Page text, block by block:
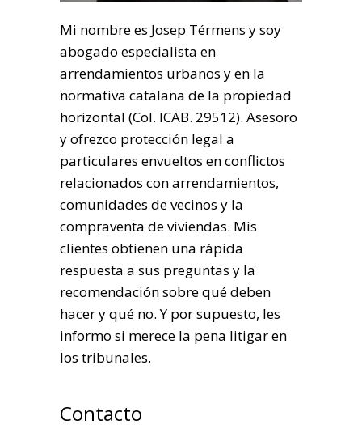
Mi nombre es Josep Térmens y soy
abogado especialista en
arrendamientos urbanos y en la
normativa catalana de la propiedad
horizontal (Col. ICAB. 29512). Asesoro
y ofrezco protección legal a
particulares envueltos en conflictos
relacionados con arrendamientos,
comunidades de vecinos y la
compraventa de viviendas. Mis
clientes obtienen una rápida
respuesta a sus preguntas y la
recomendación sobre qué deben
hacer y qué no. Y por supuesto, les
informo si merece la pena litigar en
los tribunales.
Contacto